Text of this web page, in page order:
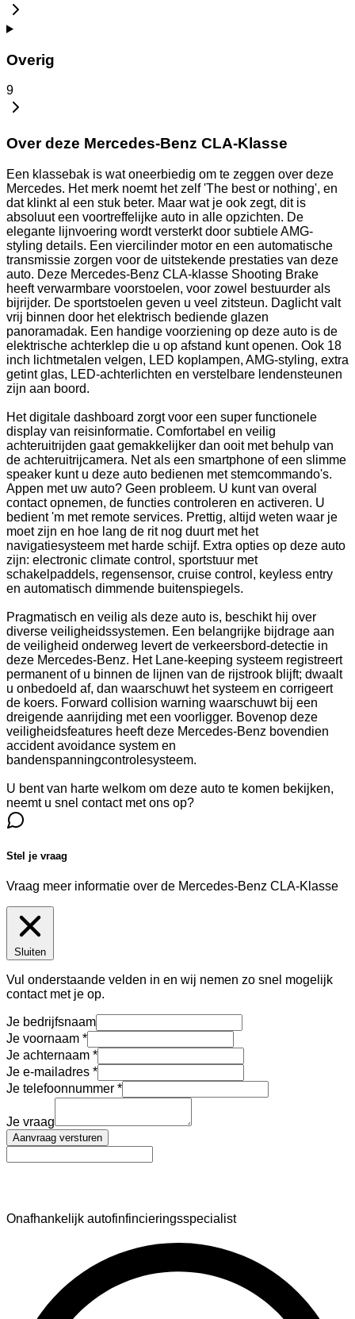
Overig
9
Over deze Mercedes-Benz CLA-Klasse
Een klassebak is wat oneerbiedig om te zeggen over deze
Mercedes. Het merk noemt het zelf 'The best or nothing', en
dat klinkt al een stuk beter. Maar wat je ook zegt, dit is
absoluut een voortreffelijke auto in alle opzichten. De
elegante lijnvoering wordt versterkt door subtiele AMG-
styling details. Een viercilinder motor en een automatische
transmissie zorgen voor de uitstekende prestaties van deze
auto. Deze Mercedes-Benz CLA-klasse Shooting Brake
heeft verwarmbare voorstoelen, voor zowel bestuurder als
bijrijder. De sportstoelen geven u veel zitsteun. Daglicht valt
vrij binnen door het elektrisch bediende glazen
panoramadak. Een handige voorziening op deze auto is de
elektrische achterklep die u op afstand kunt openen. Ook 18
inch lichtmetalen velgen, LED koplampen, AMG-styling, extra
getint glas, LED-achterlichten en verstelbare lendensteunen
zijn aan boord.
Het digitale dashboard zorgt voor een super functionele
display van reisinformatie. Comfortabel en veilig
achteruitrijden gaat gemakkelijker dan ooit met behulp van
de achteruitrijcamera. Net als een smartphone of een slimme
speaker kunt u deze auto bedienen met stemcommando's.
Appen met uw auto? Geen probleem. U kunt van overal
contact opnemen, de functies controleren en activeren. U
bedient 'm met remote services. Prettig, altijd weten waar je
moet zijn en hoe lang de rit nog duurt met het
navigatiesysteem met harde schijf. Extra opties op deze auto
zijn: electronic climate control, sportstuur met
schakelpaddels, regensensor, cruise control, keyless entry
en automatisch dimmende buitenspiegels.
Pragmatisch en veilig als deze auto is, beschikt hij over
diverse veiligheidssystemen. Een belangrijke bijdrage aan
de veiligheid onderweg levert de verkeersbord-detectie in
deze Mercedes-Benz. Het Lane-keeping systeem registreert
permanent of u binnen de lijnen van de rijstrook blijft; dwaalt
u onbedoeld af, dan waarschuwt het systeem en corrigeert
de koers. Forward collision warning waarschuwt bij een
dreigende aanrijding met een voorligger. Bovenop deze
veiligheidsfeatures heeft deze Mercedes-Benz bovendien
accident avoidance system en
bandenspanningcontrolesysteem.
U bent van harte welkom om deze auto te komen bekijken,
neemt u snel contact met ons op?
Stel je vraag
Vraag meer informatie over de Mercedes-Benz CLA-Klasse
Sluiten
Vul onderstaande velden in en wij nemen zo snel mogelijk
contact met je op.
Je bedrijfsnaam
Je voornaam
Je achternaam
Je e-mailadres
Je telefoonnummer
Je vraag
Aanvraag versturen
Onafhankelijk autofinfincieringsspecialist